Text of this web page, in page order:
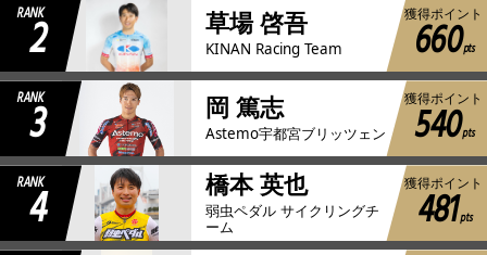
RANK
2 草場 啓吾
KINAN Racing Team
獲得ポイント
660pts
RANK
3 岡 篤志
Astemo宇都宮ブリッツェン
獲得ポイント
540pts
RANK
4 橋本 英也
弱虫ペダル サイクリングチ
ーム
獲得ポイント
481pts